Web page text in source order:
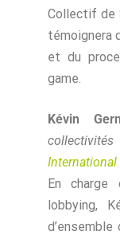
Collectif de
témoignera
et du
game.
Kévin
International
En charge
lobbying,
d’ensemble